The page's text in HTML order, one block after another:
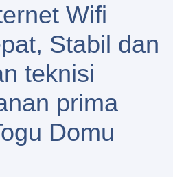
Wifi
Stabil dan
teknisi
prima
Domu